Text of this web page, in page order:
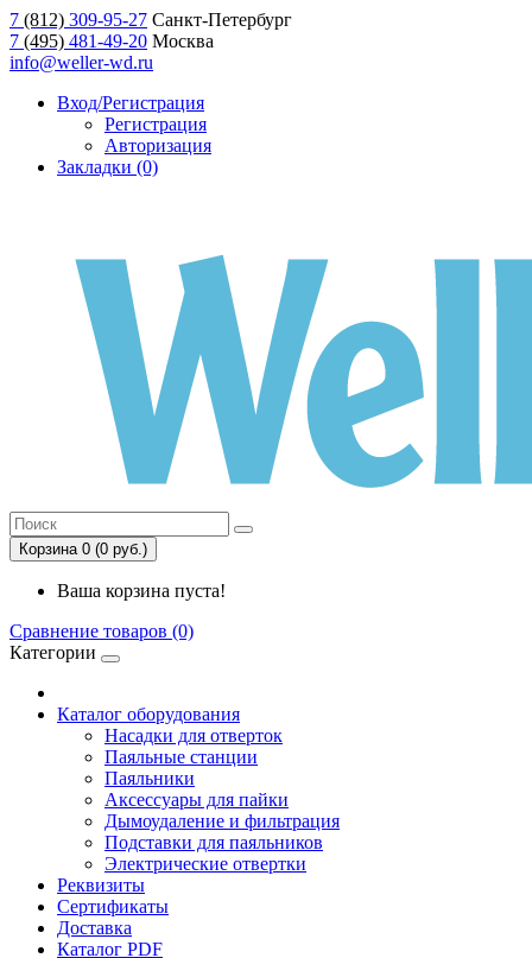
7 (812) 309-95-27 Санкт-Петербург
7 (495) 481-49-20 Москва
info@weller-wd.ru
Вход/Регистрация
Регистрация
Авторизация
Закладки (0)
Корзина 0 (0 руб.)
Ваша корзина пуста!
Сравнение товаров (0)
Категории
Каталог оборудования
Насадки для отверток
Паяльные станции
Паяльники
Аксессуары для пайки
Дымоудаление и фильтрация
Подставки для паяльников
Электрические отвертки
Реквизиты
Сертификаты
Доставка
Каталог PDF